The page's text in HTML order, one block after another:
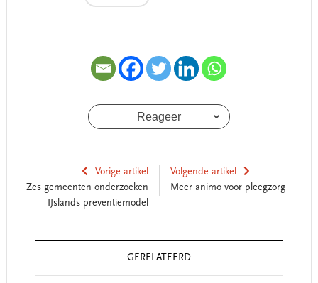
Reageer
Vorige artikel
Zes gemeenten onderzoeken
IJslands preventiemodel
Volgende artikel
Meer animo voor pleegzorg
GERELATEERD